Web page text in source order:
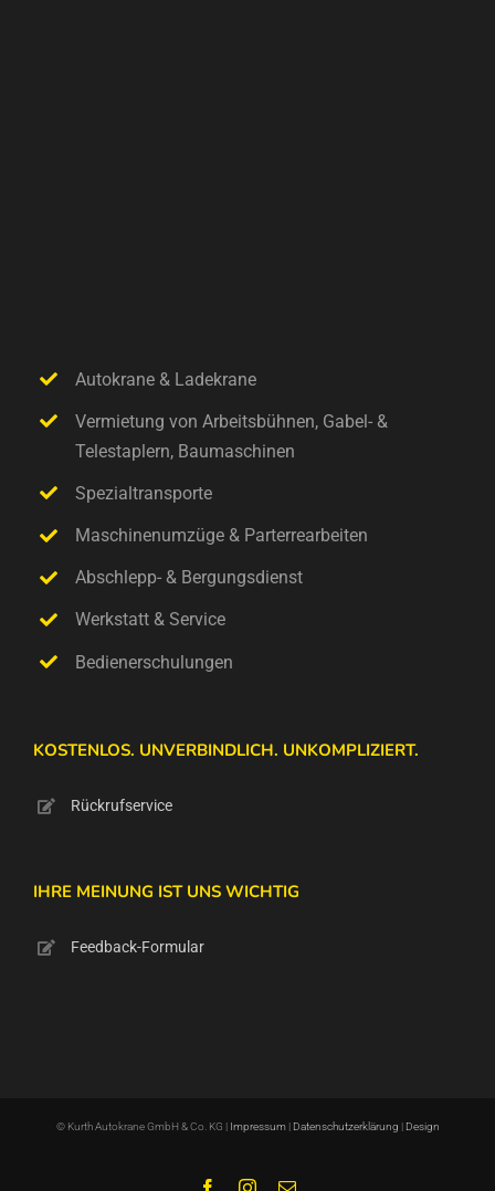
Autokrane & Ladekrane
Vermietung von Arbeitsbühnen, Gabel- &
Telestaplern, Baumaschinen
Spezialtransporte
Maschinenumzüge & Parterrearbeiten
Abschlepp- & Bergungsdienst
Werkstatt & Service
Bedienerschulungen
KOSTENLOS. UNVERBINDLICH. UNKOMPLIZIERT.
Rückrufservice
IHRE MEINUNG IST UNS WICHTIG
Feedback-Formular
© Kurth Autokrane GmbH & Co. KG | Impressum| Datenschutzerklärung | Design
FacebookInstagram
E-